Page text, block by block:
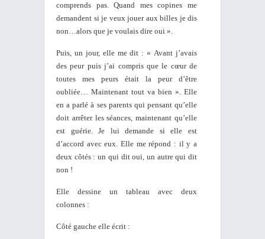
comprends pas. Quand mes copines me
demandent si je veux jouer aux billes je dis
non…alors que je voulais dire oui ».
Puis, un jour, elle me dit : « Avant j’avais
des peur puis j’ai compris que le cœur de
toutes mes peurs était la peur d’être
oubliée… Maintenant tout va bien ». Elle
en a parlé à ses parents qui pensant qu’elle
doit arrêter les séances, maintenant qu’elle
est guérie. Je lui demande si elle est
d’accord avec eux. Elle me répond : il y a
deux côtés : un qui dit oui, un autre qui dit
non !
Elle dessine un tableau avec deux
colonnes :
Côté gauche elle écrit :